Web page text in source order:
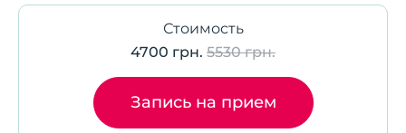
Стоимость
4700 грн. 5530 грн.
Запись на прием